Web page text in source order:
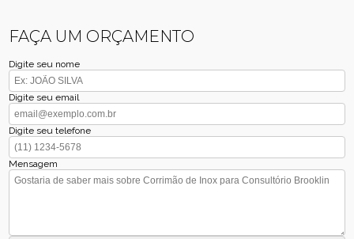
FAÇA UM ORÇAMENTO
Digite seu nome
Digite seu email
Digite seu telefone
Mensagem